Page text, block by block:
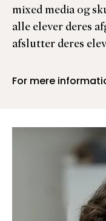
mixed media og
alle elever deres
afslutter deres
For mere